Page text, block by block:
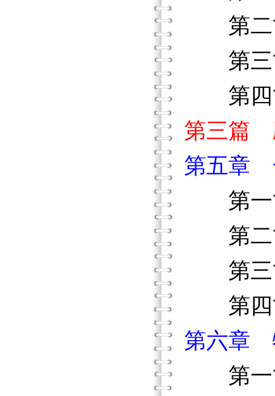
第二
第三
第四
第三篇
第五章
第一
第二
第三
第四
第六章
第一